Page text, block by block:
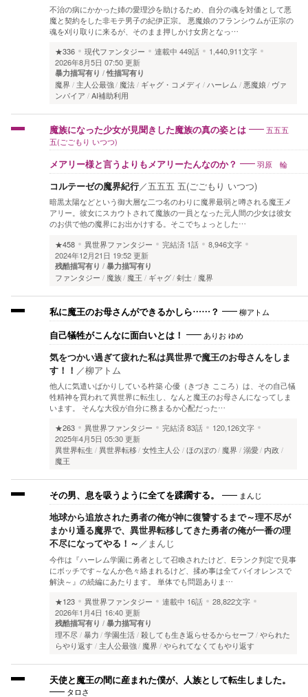
不治の病にかかった姉の愛理沙を助けるため、自分の魂を対価として悪
魔と契約をした非モテ男子の紀伊正宗。 悪魔娘のフランシウムが正宗の
魂を刈り取りに来るが、そのまま押しかけ女房となっ…
★336
現代ファンタジー 連載中 449話
1,440,911文字
2026年8月5日 07:50 更新
暴力描写有り 性描写有り
魔界 主人公最強 魔法 ギャグ・コメディ ハーレム 悪魔娘
ヴァ
ンパイア
AI補助利用
魔族になった少女が見聞きした魔族の真の姿とは
五五五
五(ごごもり いつつ)
メアリー様と言うよりもメアリーたんなのか？ 羽原 輪
コルテーゼの魔界紀行／五五五 五(ごごもり いつつ)
暗黒太陽などという御大層な二つ名のわりに魔界最弱と噂される魔王メ
アリー。彼女にスカウトされて魔族の一員となった元人間の少女は彼女
のお供で他の魔界にお出かけする。そこでちょっとした…
★458
異世界ファンタジー 完結済 1話
8,946文字
2024年12月21日 19:52 更新
残酷描写有り 暴力描写有り
ファンタジー 魔族 魔王 ギャグ 剣士 魔界
私に魔王のお母さんができるかしら……？ 柳アトム
自己犠牲がこんなに面白いとは！ ありお ゆめ
気をつかい過ぎて疲れた私は異世界で魔王のお母さんをしま
す！！ ／柳アトム
他人に気遣いばかりしている杵築 心優（きづき こころ）は、その自己犠
牲精神を買われて異世界に転生し、なんと魔王のお母さんになってしま
います。 そんな大役が自分に務まるか心配だった…
★263
異世界ファンタジー 完結済83話
120,126文字
2025年4月5日 05:30 更新
異世界転生
異世界転移 女性主人公 ほのぼの 魔界 溺愛 内政
魔王
その男、息を吸うように全てを蹂躙する。 まんじ
地球から追放された勇者の俺が神に復讐するまで～理不尽が
まかり通る魔界で、異世界転移してきた勇者の俺が一番の理
不尽になってやる！～ ／ まんじ
今作は『ハーレム学園に勇者として召喚されたけど、Eランク判定で見事
にボッチです～なんか色々絡まれるけど、揉め事は全てバイオレンスで
解決～』の続編にあたります。 単体でも問題ありま…
★123
異世界ファンタジー 連載中 16話
28,822文字
2026年1月4日 16:40 更新
残酷描写有り 暴力描写有り
理不尽 暴力 学園生活 殺しても生き返らせるからセーフ やられた
らやり返す
主人公最強 魔界 やられてなくてもやり返す
天使と魔王の間に産まれた僕が、人族として転生しました。
タロさ